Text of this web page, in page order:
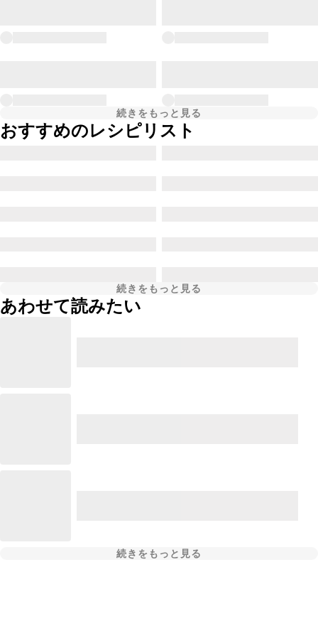
続きをもっと見る
おすすめのレシピリスト
続きをもっと見る
あわせて読みたい
続きをもっと見る